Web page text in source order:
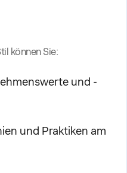
können Sie:
und -
und Praktiken am